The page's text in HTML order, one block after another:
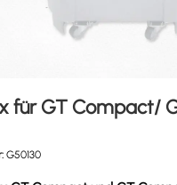
für GT Compact/
G50130